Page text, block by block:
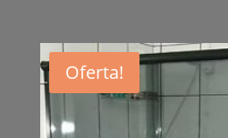
Oferta!